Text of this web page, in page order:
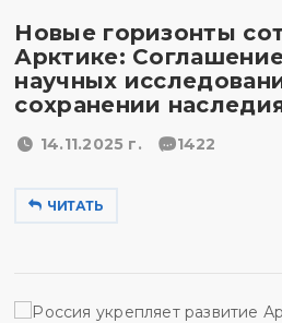
Новые горизонты
Арктике:
научных
сохранении
14.11.2025 г. 1422
ЧИТАТЬ